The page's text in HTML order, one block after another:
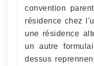
convention
résidence chez
une résidence
un autre
dessus